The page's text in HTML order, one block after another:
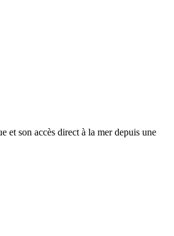
et son accès direct à la mer depuis une